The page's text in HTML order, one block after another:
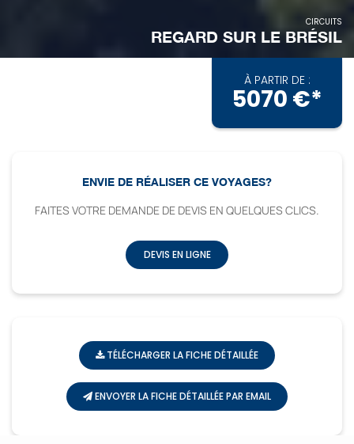
CIRCUITS
REGARD SUR LE BRÉSIL
À PARTIR DE :
5070 €*
ENVIE DE RÉALISER CE VOYAGES?
FAITES VOTRE DEMANDE DE DEVIS EN QUELQUES CLICS.
DEVIS EN LIGNE
TÉLÉCHARGER LA FICHE DÉTAILLÉE
ENVOYER LA FICHE DÉTAILLÉE PAR EMAIL